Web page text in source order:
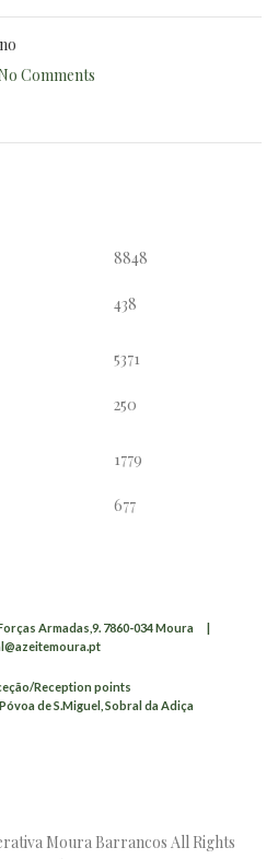
Comments
8848
438
5371
250
1779
677
Armadas,9. 7860-034 Moura
Reception points
de S.Miguel, Sobral da Adiça
Moura Barrancos All Rights